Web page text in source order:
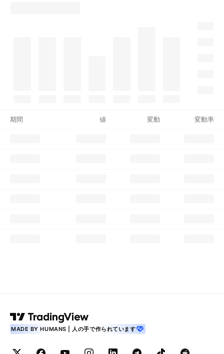
期間 値 変動 変動率
MADE BY HUMANS | 人の手で作られています